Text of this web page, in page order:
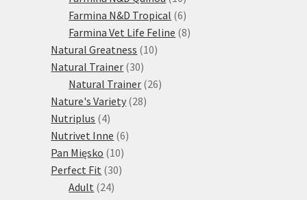
produktů
Farmina N&D Tropical 66
produktů
Farmina Vet Life Feline 88
Natural Greatness 1010
Natural Trainer 3030
produktů
Natural Trainer 2626
Nature's Variety 2828
Nutriplus 44
produkty
Nutrivet Inne 66
Pan Mięsko 1010
produktů
Perfect Fit 3030
Adult 2424